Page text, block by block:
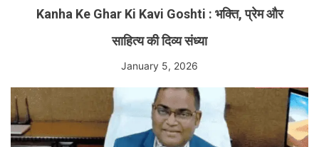
Kanha Ke Ghar Ki Kavi Goshti : भक्ति, प्रेम और
साहित्य की दिव्य संध्या
January 5, 2026